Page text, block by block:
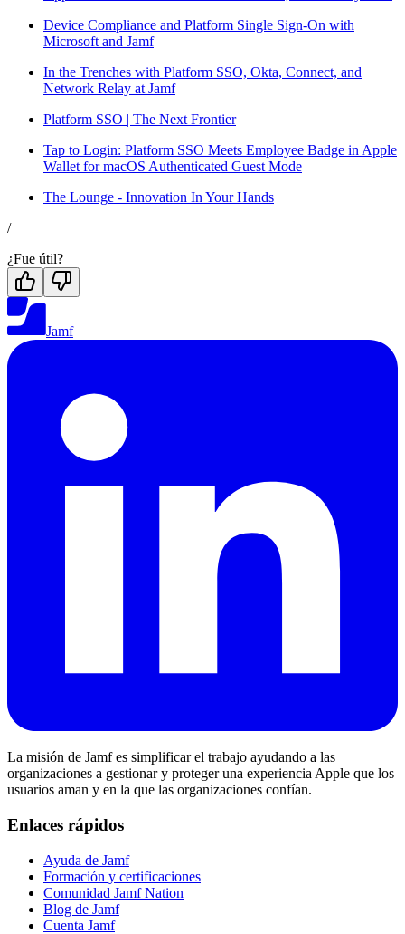
Device Compliance and Platform Single Sign-On with
Microsoft and Jamf
In the Trenches with Platform SSO, Okta, Connect, and
Network Relay at Jamf
Platform SSO | The Next Frontier
Tap to Login: Platform SSO Meets Employee Badge in Apple
Wallet for macOS Authenticated Guest Mode
The Lounge - Innovation In Your Hands
/
¿Fue útil?
Jamf
La misión de Jamf es simplificar el trabajo ayudando a las
organizaciones a gestionar y proteger una experiencia Apple que los
usuarios aman y en la que las organizaciones confían.
Enlaces rápidos
Ayuda de Jamf
Formación y certificaciones
Comunidad Jamf Nation
Blog de Jamf
Cuenta Jamf